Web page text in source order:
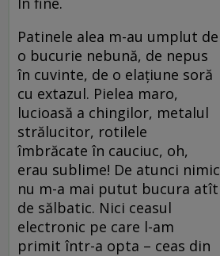
Patinele alea m-au umplut de
o bucurie nebună, de nepus
în cuvinte, de o elațiune soră
cu extazul. Pielea maro,
lucioasă a chingilor, metalul
strălucitor, rotilele
îmbrăcate în cauciuc, oh,
erau sublime! De atunci nimic
nu m-a mai putut bucura atît
de sălbatic. Nici ceasul
electronic pe care l-am
primit într-a opta – ceas din